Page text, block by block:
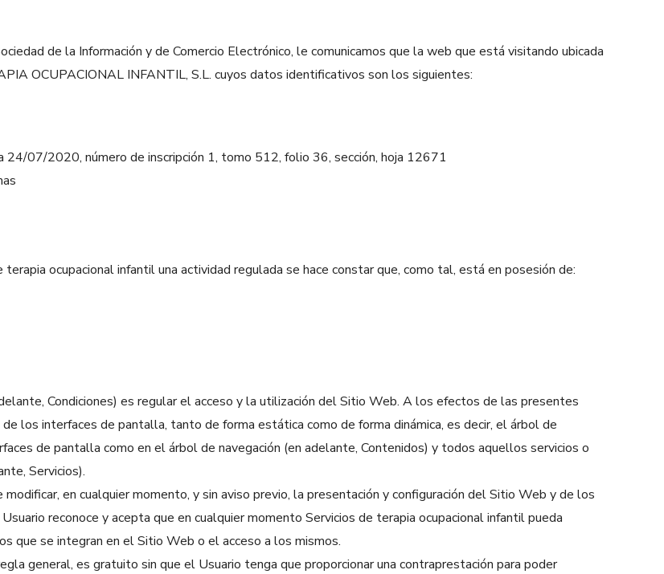
de la Información y de Comercio Electrónico, le comunicamos que la web que está visitando ubicada
OCUPACIONAL INFANTIL, S.L. cuyos datos identificativos son los siguientes:
SL
07/2020, número de inscripción 1, tomo 512, folio 36, sección, hoja 12671
ocupacional infantil una actividad regulada se hace constar que, como tal, está en posesión de:
Condiciones) es regular el acceso y la utilización del Sitio Web. A los efectos de las presentes
los interfaces de pantalla, tanto de forma estática como de forma dinámica, es decir, el árbol de
de pantalla como en el árbol de navegación (en adelante, Contenidos) y todos aquellos servicios o
Servicios).
en cualquier momento, y sin aviso previo, la presentación y configuración del Sitio Web y de los
reconoce y acepta que en cualquier momento Servicios de terapia ocupacional infantil pueda
que se integran en el Sitio Web o el acceso a los mismos.
general, es gratuito sin que el Usuario tenga que proporcionar una contraprestación para poder